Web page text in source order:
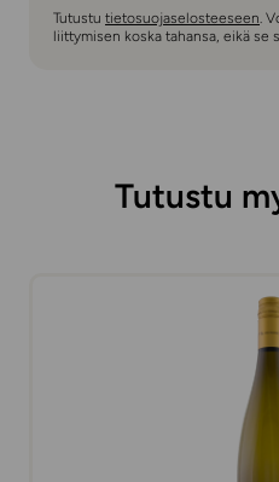
Tutustu tietosuojaselosteeseen.
liittymisen koska tahansa, eikä se
Tutustu